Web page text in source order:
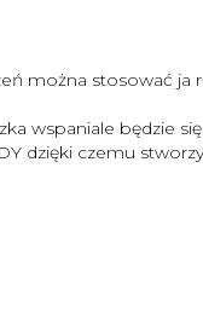
można stosować ja
wspaniale będzie
dzięki czemu